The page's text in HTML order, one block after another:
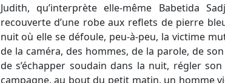
Judith, qu’interprète elle-même Babetida
recouverte d’une robe aux reflets de pierre
nuit où elle se défoule, peu-à-peu, la victime
de la caméra, des hommes, de la parole, de
de s’échapper soudain dans la nuit, régler
campagne, au bout du petit matin, un homme